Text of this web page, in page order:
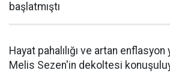
başlatmıştı
Hayat pahalılığı ve artan
Melis Sezen'in dekoltesi